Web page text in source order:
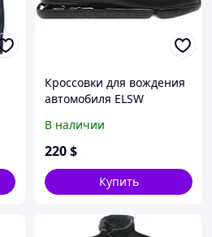
Кроссовки для вождения
автомобиля ELSW
В наличии
220$
Купить